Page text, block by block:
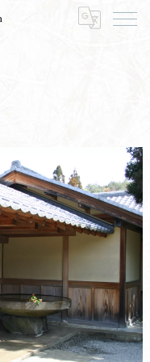
【店舗】店休日のお知らせ